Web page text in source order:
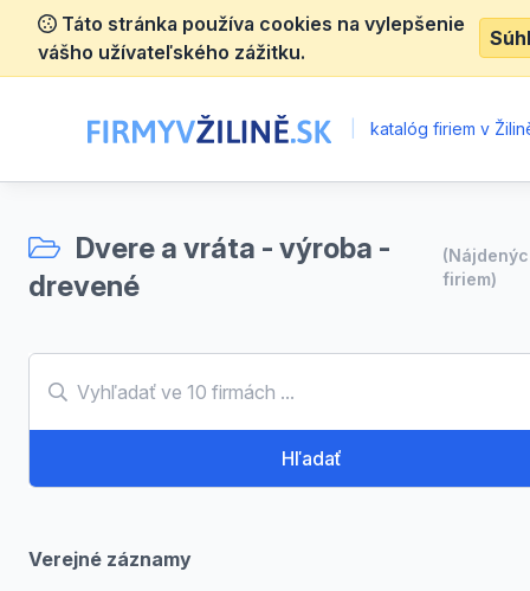
Táto stránka používa cookies na vylepšenie
vášho užívateľského zážitku.
katalóg firiem v
Dvere a vráta - výroba -
drevené
firiem)
Hľadať
Verejné záznamy